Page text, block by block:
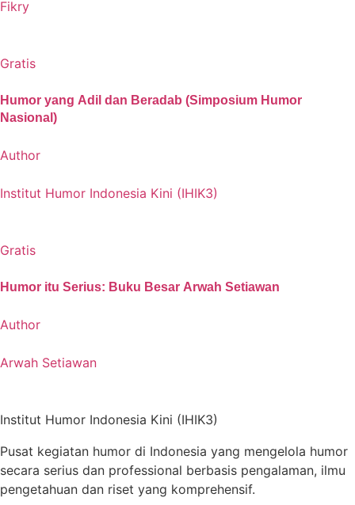
Fikry
Gratis
Humor yang Adil dan Beradab (Simposium Humor
Nasional)
Author
Institut Humor Indonesia Kini (IHIK3)
Gratis
Humor itu Serius: Buku Besar Arwah Setiawan
Author
Arwah Setiawan
Institut Humor Indonesia Kini (IHIK3)
Pusat kegiatan humor di Indonesia yang mengelola humor
secara serius dan professional berbasis pengalaman, ilmu
pengetahuan dan riset yang komprehensif.